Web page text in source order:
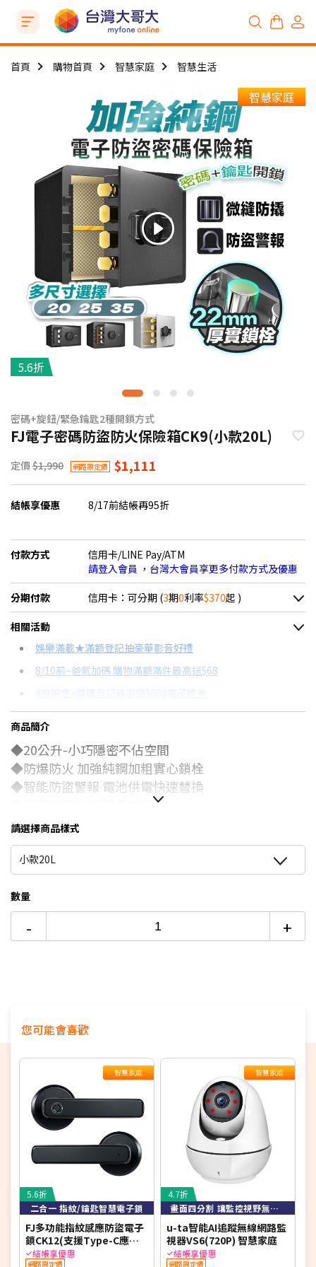
首頁 購物首頁 智慧家庭 智慧生活
智慧家庭
5.6折
密碼+旋鈕/緊急鑰匙2種開鎖方式
FJ電子密碼防盜防火保險箱CK9(小款20L)
定價 $1,990 網路限定價 $1,111
結帳享優惠 8/17前結帳再95折
付款方式
信用卡/LINE Pay/ATM
請登入會員 ，台灣大會員享更多付款方式及優惠
分期付款 信用卡：可分期 (3期0利率$370起 )
＊實際可分期數、適用利率，請以購物車顯示為主
信用卡分期
分期數
12期
24期
每期金額
$99
$50
配合銀行/業者
相關活動
娛樂滿載★滿額登記抽豪華影音好禮
8/10前~爸氣加碼 購物滿額滿件最高送$68
8月限定~首購登記最高領$888電子禮券
台灣大哥大Open Possible聯名卡滿額最高回饋25%
更多信用卡分期0利率滿額享回饋
電視降到底破盤
智慧家電功能有哪些？→點我看達人教你買
商品簡介
◆20公升-小巧隱密不佔空間
◆防爆防火 加強純鋼加粗實心鎖栓
◆智能防盜警報 電池供電快速替換
◆電子密碼鎖 三種尺寸可選
◆適合臥室 辦公室 做生意..等使用
請選擇商品樣式
小款20L
數量
- +
您可能會喜歡
智慧家庭
5.6折
二合一 指紋/鑰匙智慧電子鎖
FJ多功能指紋感應防盜電子
鎖CK12(支援Type-C應急
供電)
結帳享優惠
網路限定價
智慧家庭
4.7折
畫面四分割 讓監控視野無死角
u-ta智能AI追蹤無線網路監
視器VS6(720P) 智慧家庭
結帳享優惠
網路限定價